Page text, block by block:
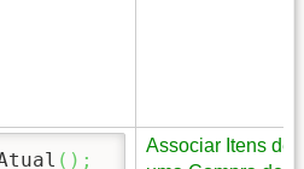
( ) ;
Associar Itens de